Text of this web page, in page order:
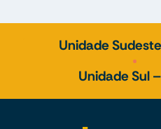
Unidade
Unidade Sul